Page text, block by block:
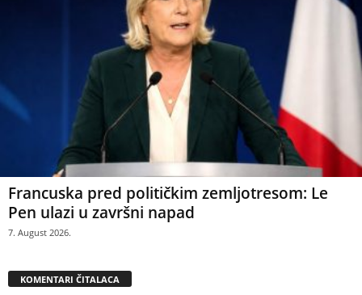
Francuska pred političkim zemljotresom: Le
Pen ulazi u završni napad
7. August 2026.
KOMENTARI ČITALACA